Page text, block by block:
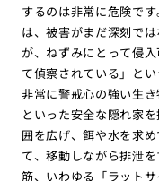
するのは非常に危険で
は、被害がまだ深刻で
が、ねずみにとって侵
て偵察されている」と
非常に警戒心の強い生
といった安全な隠れ家
囲を広げ、餌や水を求
て、移動しながら排泄
筋、いわゆる「ラット